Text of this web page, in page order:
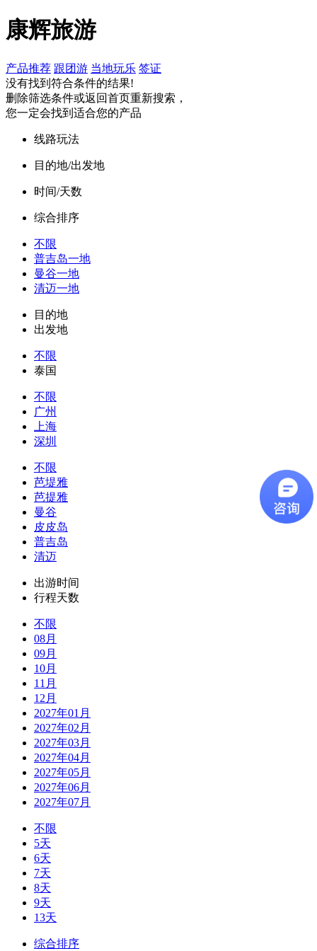
康辉旅游
产品推荐 跟团游 当地玩乐 签证
没有找到符合条件的结果!
删除筛选条件或返回首页重新搜索，
您一定会找到适合您的产品
线路玩法
目的地/出发地
时间/天数
综合排序
不限
普吉岛一地
曼谷一地
清迈一地
目的地
出发地
不限
泰国
不限
广州
上海
深圳
不限
芭堤雅
芭提雅
曼谷
皮皮岛
普吉岛
清迈
出游时间
行程天数
不限
08月
09月
10月
11月
12月
2027年01月
2027年02月
2027年03月
2027年04月
2027年05月
2027年06月
2027年07月
不限
5天
6天
7天
8天
9天
13天
综合排序